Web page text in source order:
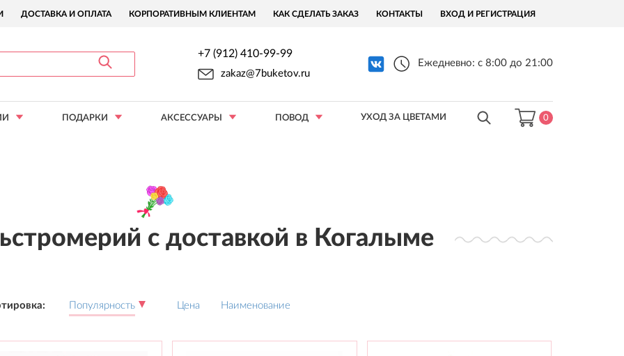
ДОСТАВКА И ОПЛАТА КОРПОРАТИВНЫМ КЛИЕНТАМ КАК СДЕЛАТЬ ЗАКАЗ КОНТАКТЫ ВХОД И РЕГИСТРАЦИЯ
+7 (912) 410-99-99
zakaz@7buketov.ru
Ежедневно: с 8:00 до 21:00
ПОДАРКИ АКСЕССУАРЫ ПОВОД УХОД ЗА ЦВЕТАМИ 0
с доставкой в Когалыме
Популярность Цена Наименование